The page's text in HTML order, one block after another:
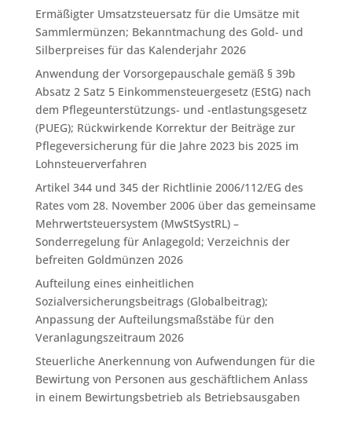
Ermäßigter Umsatzsteuersatz für die Umsätze mit
Sammlermünzen; Bekanntmachung des Gold- und
Silberpreises für das Kalenderjahr 2026
Anwendung der Vorsorgepauschale gemäß § 39b
Absatz 2 Satz 5 Einkommensteuergesetz (EStG) nach
dem Pflegeunterstützungs- und -entlastungsgesetz
(PUEG); Rückwirkende Korrektur der Beiträge zur
Pflegeversicherung für die Jahre 2023 bis 2025 im
Lohnsteuerverfahren
Artikel 344 und 345 der Richtlinie 2006/112/EG des
Rates vom 28. November 2006 über das gemeinsame
Mehrwertsteuersystem (MwStSystRL) –
Sonderregelung für Anlagegold; Verzeichnis der
befreiten Goldmünzen 2026
Aufteilung eines einheitlichen
Sozialversicherungsbeitrags (Globalbeitrag);
Anpassung der Aufteilungsmaßstäbe für den
Veranlagungszeitraum 2026
Steuerliche Anerkennung von Aufwendungen für die
Bewirtung von Personen aus geschäftlichem Anlass
in einem Bewirtungsbetrieb als Betriebsausgaben